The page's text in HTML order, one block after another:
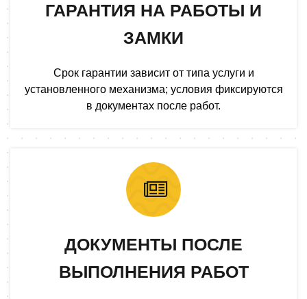
ГАРАНТИЯ НА РАБОТЫ И
ЗАМКИ
Срок гарантии зависит от типа услуги и
установленного механизма; условия фиксируются
в документах после работ.
ДОКУМЕНТЫ ПОСЛЕ
ВЫПОЛНЕНИЯ РАБОТ